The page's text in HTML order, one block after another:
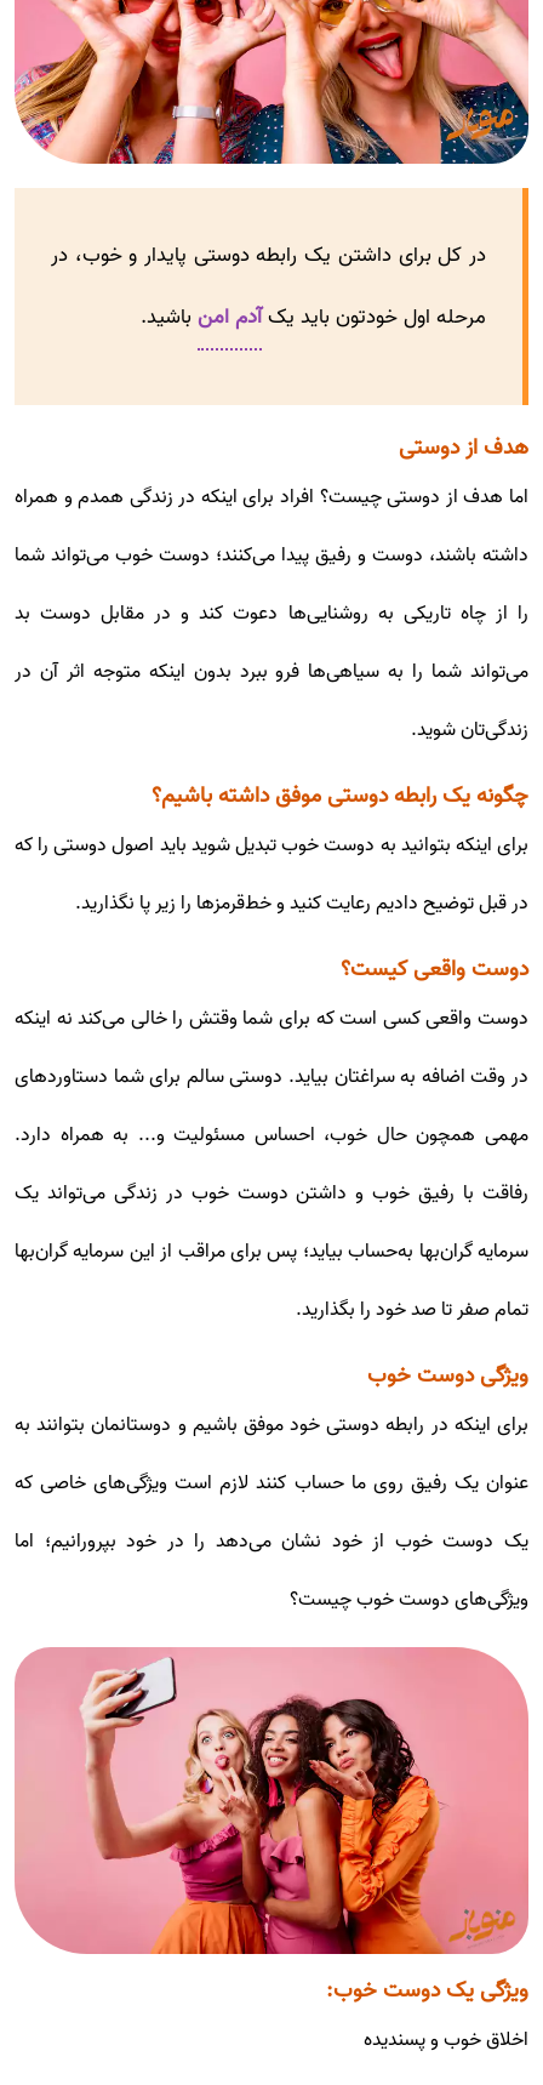
در کل برای داشتن یک رابطه دوستی پایدار و خوب، در
مرحله اول خودتون باید یکآدم امن باشید.
هدف از دوستی
اما هدف از دوستی چیست؟ افراد برای اینکه در زندگی همدم و همراه
داشته باشند، دوست و رفیق پیدا می‌کنند؛ دوست خوب می‌تواند شما
را از چاه تاریکی به روشنایی‌ها دعوت کند و در مقابل دوست بد
می‌تواند شما را به سیاهی‌ها فرو ببرد بدون اینکه متوجه اثر آن در
زندگی‌تان شوید.
چگونه یک رابطه دوستی موفق داشته باشیم؟
برای اینکه بتوانید به دوست خوب تبدیل شوید باید اصول دوستی را که
در قبل توضیح دادیم رعایت کنید و خط‌قرمزها را زیر پا نگذارید.
دوست واقعی کیست؟
دوست واقعی کسی است که برای شما وقتش را خالی می‌کند نه اینکه
در وقت اضافه به سراغتان بیاید. دوستی سالم برای شما دستاوردهای
مهمی همچون حال خوب، احساس مسئولیت و... به همراه دارد.
رفاقت با رفیق خوب و داشتن دوست خوب در زندگی می‌تواند یک
سرمایه گران‌بها به‌حساب بیاید؛ پس برای مراقب از این سرمایه گران‌بها
تمام صفر تا صد خود را بگذارید.
ویژگی دوست خوب
برای اینکه در رابطه دوستی خود موفق باشیم و دوستانمان بتوانند به
عنوان یک رفیق روی ما حساب کنند لازم است ویژگی‌های خاصی که
یک دوست خوب از خود نشان می‌دهد را در خود بپرورانیم؛ اما
ویژگی‌های دوست خوب چیست؟
ویژگی یک دوست خوب:
اخلاق خوب و پسندیده